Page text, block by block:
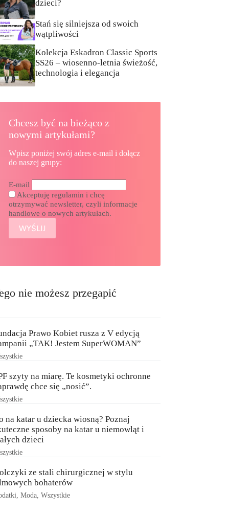
dzieci?
Stań się silniejsza od swoich
wątpliwości
Kolekcja Eskadron Classic Sports
SS26 – wiosenno-letnia świeżość,
technologia i elegancja
Chcesz być na bieżąco z
nowymi artykułami?
Wpisz poniżej swój adres e-mail i dołącz
do naszej grupy:
E-mail
Akceptuję regulamin i chcę
otrzymywać newsletter, czyli informacje
handlowe o nowych artykułach.
nie możesz przegapić
Prawo Kobiet rusza z V edycją
„TAK! Jestem SuperWOMAN”
szyty na miarę. Te kosmetyki ochronne
chce się „nosić”.
na katar u dziecka wiosną? Poznaj
sposoby na katar u niemowląt i
dzieci
ze stali chirurgicznej w stylu
bohaterów
,Moda,Wszystkie